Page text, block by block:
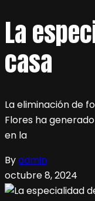
La
casa
La eliminación de
Flores ha
en la
Byadmin
octubre 8, 2024